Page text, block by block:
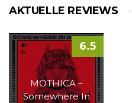
AKTUELLE REVIEWS
MOTHICA –
Somewhere In
6.5